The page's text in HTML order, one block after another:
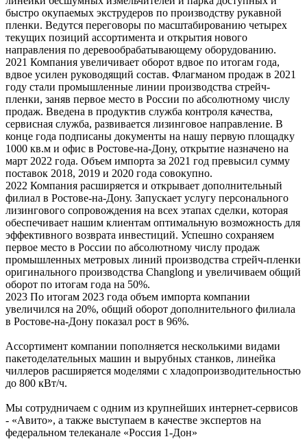
быстро окупаемых экструдеров по производству рукавной
пленки. Ведутся переговоры по масштабированию четырех
текущих позиций ассортимента и открытия нового
направления по деревообрабатывающему оборудованию.
2021 Компания увеличивает оборот вдвое по итогам года,
вдвое усилен руководящий состав. Флагманом продаж в 2021
году стали промышленные линии производства стрейч-
пленки, заняв первое место в России по абсолютному числу
продаж. Введена в продуктив служба контроля качества,
сервисная служба, развивается лизинговое направление. В
конце года подписаны документы на нашу первую площадку
1000 кв.м и офис в Ростове-на-Дону, открытие назначено на
март 2022 года. Объем импорта за 2021 год превысил сумму
поставок 2018, 2019 и 2020 года совокупно.
2022 Компания расширяется и открывает дополнительный
филиал в Ростове-на-Дону. Запускает услугу персонального
лизингового сопровождения на всех этапах сделки, которая
обеспечивает нашим клиентам оптимальную возможность для
эффективного возврата инвестиций. Успешно сохраняем
первое место в России по абсолютному числу продаж
промышленных метровых линий производства стрейч-пленки
оригинального производства Сhanglong и увеличиваем общий
оборот по итогам года на 50%.
2023 По итогам 2023 года объем импорта компании
увеличился на 20%, общий оборот дополнительного филиала
в Ростове-на-Дону показал рост в 96%.
Ассортимент компании пополняется несколькими видами
пакетоделательных машин и вырубных станков, линейка
чиллеров расширяется моделями с хладопроизводительностью
до 800 кВт/ч.
Мы сотрудничаем с одним из крупнейших интернет-сервисов
- «Авито», а также выступаем в качестве экспертов на
федеральном телеканале «Россия 1-Дон»